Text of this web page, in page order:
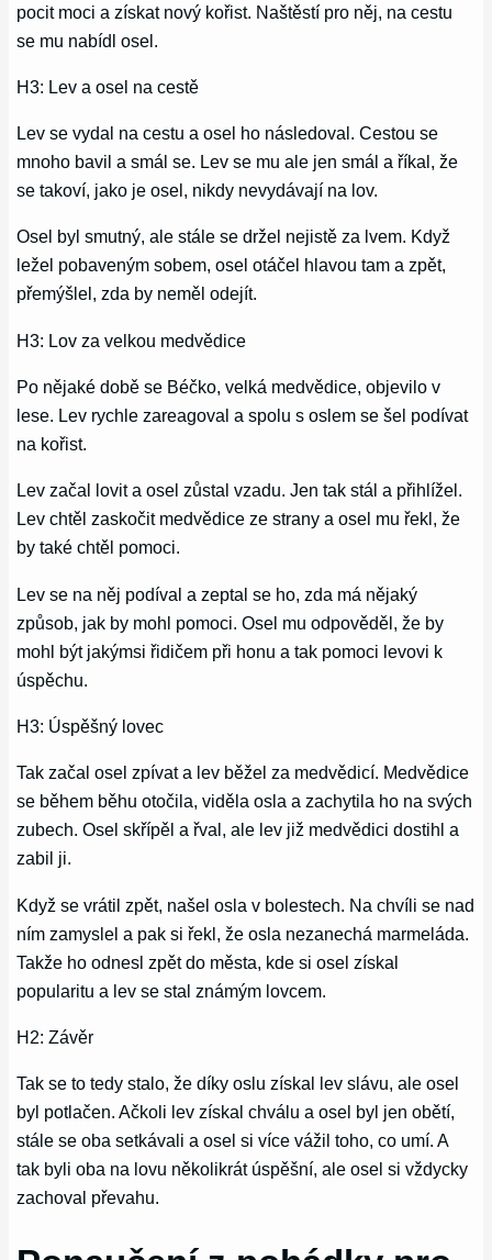
pocit moci a získat nový kořist. Naštěstí pro něj, na cestu
se mu nabídl osel.
H3: Lev a osel na cestě
Lev se vydal na cestu a osel ho následoval. Cestou se
mnoho bavil a smál se. Lev se mu ale jen smál a říkal, že
se takoví, jako je osel, nikdy nevydávají na lov.
Osel byl smutný, ale stále se držel nejistě za lvem. Když
ležel pobaveným sobem, osel otáčel hlavou tam a zpět,
přemýšlel, zda by neměl odejít.
H3: Lov za velkou medvědice
Po nějaké době se Béčko, velká medvědice, objevilo v
lese. Lev rychle zareagoval a spolu s oslem se šel podívat
na kořist.
Lev začal lovit a osel zůstal vzadu. Jen tak stál a přihlížel.
Lev chtěl zaskočit medvědice ze strany a osel mu řekl, že
by také chtěl pomoci.
Lev se na něj podíval a zeptal se ho, zda má nějaký
způsob, jak by mohl pomoci. Osel mu odpověděl, že by
mohl být jakýmsi řidičem při honu a tak pomoci levovi k
úspěchu.
H3: Úspěšný lovec
Tak začal osel zpívat a lev běžel za medvědicí. Medvědice
se během běhu otočila, viděla osla a zachytila ho na svých
zubech. Osel skřípěl a řval, ale lev již medvědici dostihl a
zabil ji.
Když se vrátil zpět, našel osla v bolestech. Na chvíli se nad
ním zamyslel a pak si řekl, že osla nezanechá marmeláda.
Takže ho odnesl zpět do města, kde si osel získal
popularitu a lev se stal známým lovcem.
H2: Závěr
Tak se to tedy stalo, že díky oslu získal lev slávu, ale osel
byl potlačen. Ačkoli lev získal chválu a osel byl jen obětí,
stále se oba setkávali a osel si více vážil toho, co umí. A
tak byli oba na lovu několikrát úspěšní, ale osel si vždycky
zachoval převahu.